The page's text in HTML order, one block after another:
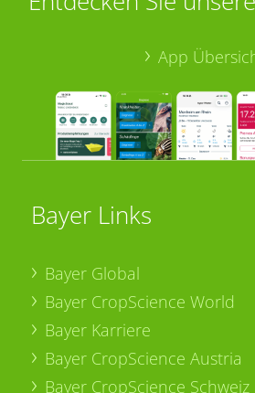
App
Bayer Links
Bayer Global
Bayer CropScience World
Bayer Karriere
Bayer CropScience Austria
Bayer CropScience Schweiz